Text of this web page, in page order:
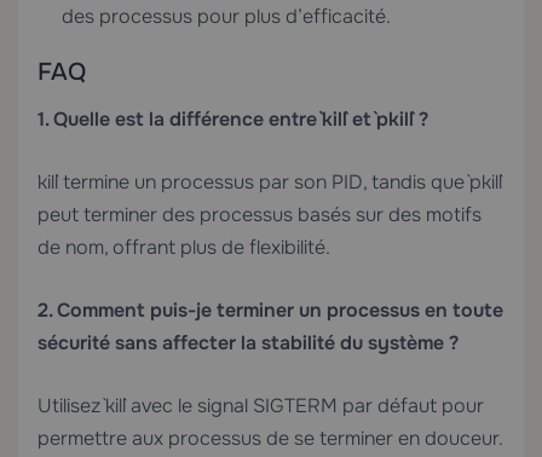
des processus pour plus d’efficacité.
FAQ
1. Quelle est la différence entre `kill` et `pkill` ?
`kill` termine un processus par son PID, tandis que `pkill`
peut terminer des processus basés sur des motifs
de nom, offrant plus de flexibilité.
2. Comment puis-je terminer un processus en toute
sécurité sans affecter la stabilité du système ?
Utilisez `kill` avec le signal SIGTERM par défaut pour
permettre aux processus de se terminer en douceur.